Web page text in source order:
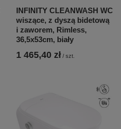
INFINITY CLEANWASH WC
wiszące, z dyszą bidetową
i zaworem, Rimless,
36,5x53cm, biały
1 465,40 zł / szt.